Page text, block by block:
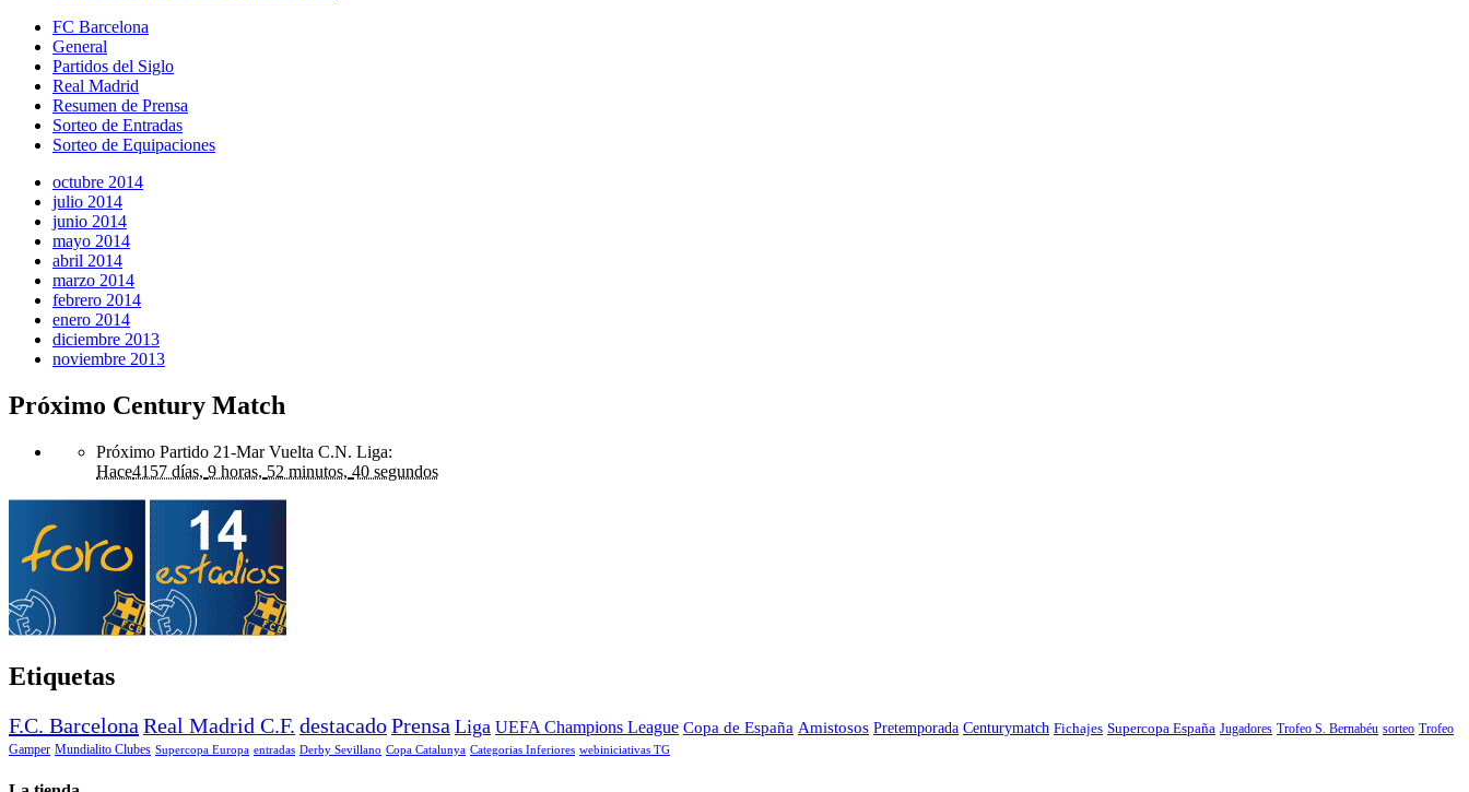
FC Barcelona
General
Partidos del Siglo
Real Madrid
Resumen de Prensa
Sorteo de Entradas
Sorteo de Equipaciones
octubre 2014
julio 2014
junio 2014
mayo 2014
abril 2014
marzo 2014
febrero 2014
enero 2014
diciembre 2013
noviembre 2013
Próximo Century Match
Próximo Partido 21-Mar Vuelta C.N. Liga:
Hace4157 días, 9 horas, 52 minutos, 40 segundos
Etiquetas
F.C. Barcelona Real Madrid C.F. destacadoPrensa Liga UEFA Champions League Copa de España Amistosos Pretemporada Centurymatch Fichajes Supercopa España Jugadores Trofeo S. Bernabéu sorteo Trofeo
Gamper Mundialito Clubes Supercopa Europa entradas Derby Sevillano Copa Catalunya Categorias Inferiores webiniciativas TG